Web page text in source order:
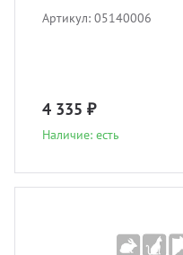
Артикул: 05140006
4 335 ₽
Наличие: есть